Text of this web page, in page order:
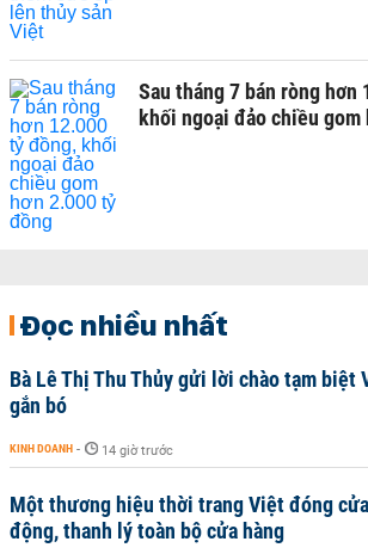
Sau tháng 7 bán ròng hơn
khối ngoại đảo chiều
Đọc nhiều nhất
Bà Lê Thị Thu Thủy gửi lời chào tạm biệt
gắn bó
KINH DOANH - 14 giờ trước
Một thương hiệu thời trang Việt đóng
động, thanh lý toàn bộ cửa hàng